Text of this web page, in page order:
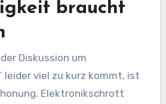
braucht
Diskussion um
viel zu kurz kommt, ist
Elektronikschrott